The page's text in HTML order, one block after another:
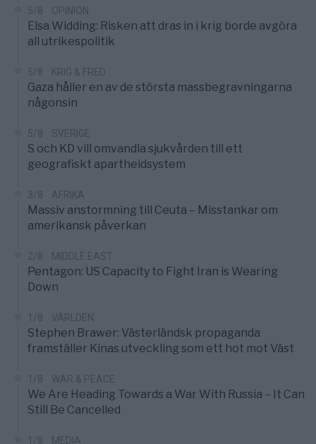
5/8 OPINION
Elsa Widding: Risken att dras in i krig borde avgöra
all utrikespolitik
5/8 KRIG & FRED
Gaza håller en av de största massbegravningarna
någonsin
5/8 SVERIGE
S och KD vill omvandla sjukvården till ett
geografiskt apartheidsystem
3/8 AFRIKA
Massiv anstormning till Ceuta – Misstankar om
amerikansk påverkan
2/8 MIDDLE EAST
Pentagon: US Capacity to Fight Iran is Wearing
Down
1/8 VÄRLDEN
Stephen Brawer: Västerländsk propaganda
framställer Kinas utveckling som ett hot mot Väst
1/8 WAR & PEACE
We Are Heading Towards a War With Russia – It Can
Still Be Cancelled
1/8 MEDIA